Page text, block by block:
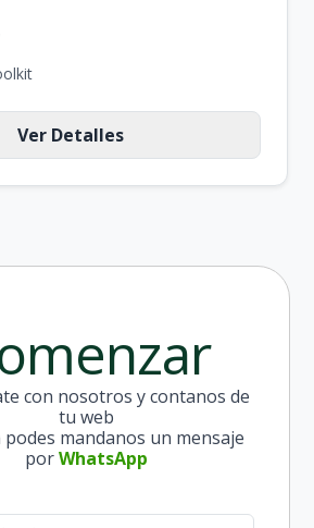
Ver Detalles
con nosotros y contanos de
tu web
mandanos un mensaje
porWhatsApp